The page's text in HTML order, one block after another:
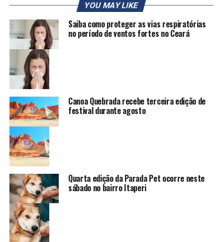
YOU MAY LIKE
Saiba como proteger as vias respiratórias
no período de ventos fortes no Ceará
Canoa Quebrada recebe terceira edição de
festival durante agosto
Quarta edição da Parada Pet ocorre neste
sábado no bairro Itaperi